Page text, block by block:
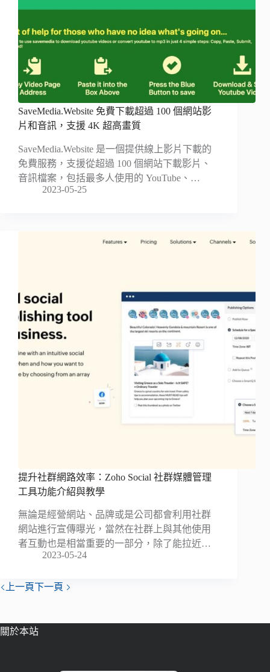
SaveMedia.Website 免費下載超過 100 個網站影
片和音訊，支援 4K 超高畫質
SaveMedia.Website 是一個提供線上影片下載的
免費服務，支援從超過 100 個網站下載影片、
音訊檔案，包括最多人使用的 YouTube、…
2023-05-25
提升社群網路效率：Zoho Social 社群媒體管理
工具功能介紹與教學
無論是經營網站、品牌或是公司都會利用社群
網站進行宣傳曝光，當然在社群上與其他使用
者互動也是相當重要的一部分，除了能拉近…
2023-05-24
上一頁下一頁
關於本站